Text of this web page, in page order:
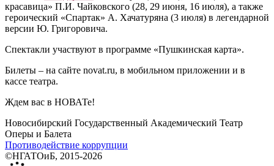
красавица» П.И. Чайковского (28, 29 июня, 16 июля), а также
героический «Спартак» А. Хачатуряна (3 июля) в легендарной
версии Ю. Григоровича.
Спектакли участвуют в программе «Пушкинская карта».
Билеты ‒ на сайте novat.ru, в мобильном приложении и в
кассе театра.
Ждем вас в НОВАТе!
Новосибирский Государственный Академический Театр
Оперы и Балета
Противодействие коррупции
©НГАТОиБ, 2015-2026